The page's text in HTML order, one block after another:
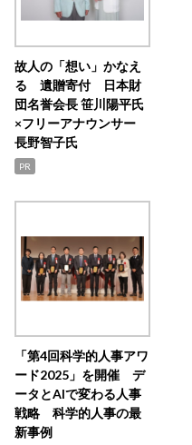
故人の「想い」かなえ
る 遺贈寄付 日本財
団名誉会長 笹川陽平氏
×フリーアナウンサー
長野智子氏
PR
「第4回科学的人事アワ
ード2025」を開催 デ
ータとAIで変わる人事
戦略 科学的人事の最
新事例